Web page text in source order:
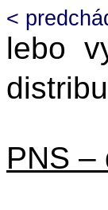
<
lebo
PNS